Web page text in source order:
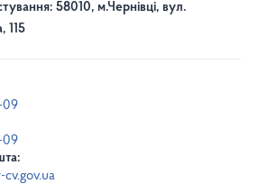
58010, м.Чернівці, вул.
115
09
09